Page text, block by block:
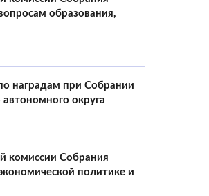
образования,
наградам при Собрании
округа
комиссии Собрания
политике и